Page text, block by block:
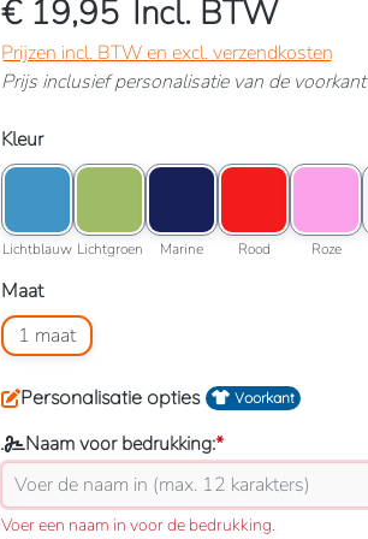
€ 19,95 Incl. BTW
Prijzen incl. BTW en excl. verzendkosten
Prijs inclusief personalisatie van de
Selecteer
Kleur
Kleuroptie: Lichtblauw
Lichtblauw
Kleuroptie: Lichtgroen
Lichtgroen
Kleuroptie: Marine
Marine
Kleuroptie: Rood
Rood Roze
Selecteer
Maat
1 maat
Maatoptie: 1 maat
Personalisatie opties Voorkant
Naam voor bedrukking:*
Voer een naam in voor de bedrukking.